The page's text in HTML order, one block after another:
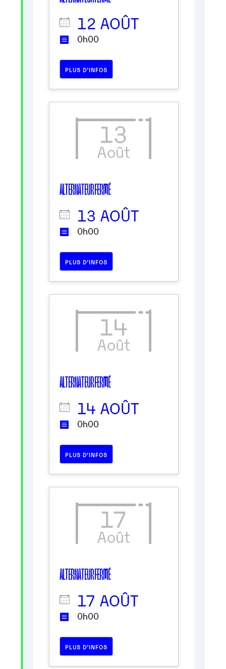
12 AOÛT
0h00
PLUS D’INFOS
13
Août
ALTERNATEUR FERMÉ
13 AOÛT
0h00
PLUS D’INFOS
14
Août
ALTERNATEUR FERMÉ
14 AOÛT
0h00
PLUS D’INFOS
17
Août
ALTERNATEUR FERMÉ
17 AOÛT
0h00
PLUS D’INFOS